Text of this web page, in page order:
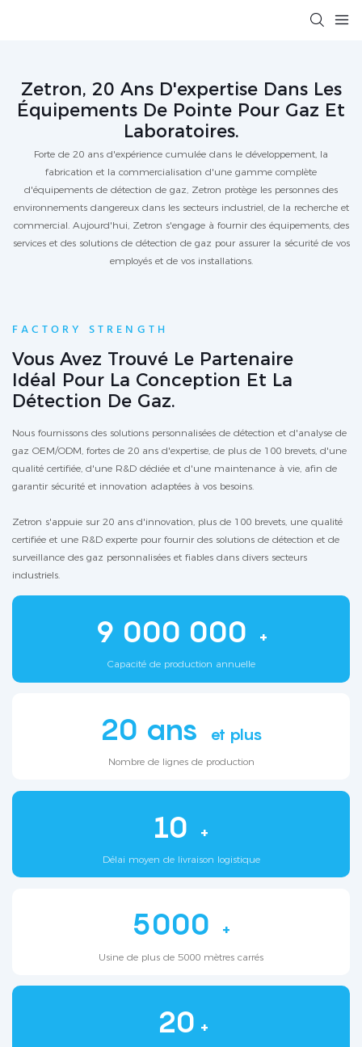
Zetron, 20 Ans D'expertise Dans Les
Équipements De Pointe Pour Gaz Et
Laboratoires.
Forte de 20 ans d'expérience cumulée dans le développement, la
fabrication et la commercialisation d'une gamme complète
d'équipements de détection de gaz, Zetron protège les personnes des
environnements dangereux dans les secteurs industriel, de la recherche et
commercial. Aujourd'hui, Zetron s'engage à fournir des équipements, des
services et des solutions de détection de gaz pour assurer la sécurité de vos
employés et de vos installations.
FACTORY STRENGTH
Vous Avez Trouvé Le Partenaire
Idéal Pour La Conception Et La
Détection De Gaz.
Nous fournissons des solutions personnalisées de détection et d'analyse de
gaz OEM/ODM, fortes de 20 ans d'expertise, de plus de 100 brevets, d'une
qualité certifiée, d'une R&D dédiée et d'une maintenance à vie, afin de
garantir sécurité et innovation adaptées à vos besoins.
Zetron s'appuie sur 20 ans d'innovation, plus de 100 brevets, une qualité
certifiée et une R&D experte pour fournir des solutions de détection et de
surveillance des gaz personnalisées et fiables dans divers secteurs
industriels.
9 000 000 +
Capacité de production annuelle
20 ans et plus
Nombre de lignes de production
10 +
Délai moyen de livraison logistique
5000 +
Usine de plus de 5000 mètres carrés
20 +